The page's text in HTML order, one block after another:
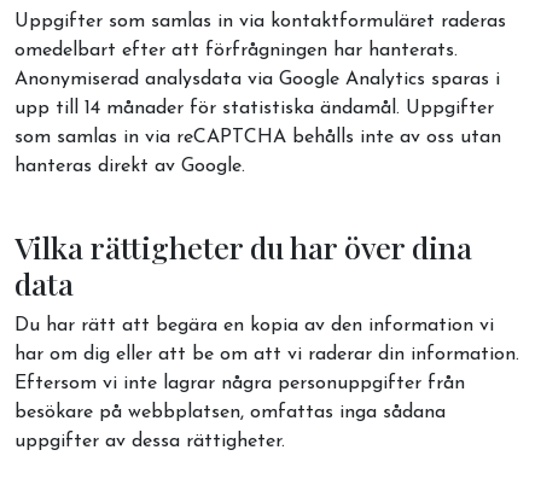
Uppgifter som samlas in via kontaktformuläret raderas
omedelbart efter att förfrågningen har hanterats.
Anonymiserad analysdata via Google Analytics sparas i
upp till 14 månader för statistiska ändamål. Uppgifter
som samlas in via reCAPTCHA behålls inte av oss utan
hanteras direkt av Google.
Vilka rättigheter du har över dina
data
Du har rätt att begära en kopia av den information vi
har om dig eller att be om att vi raderar din information.
Eftersom vi inte lagrar några personuppgifter från
besökare på webbplatsen, omfattas inga sådana
uppgifter av dessa rättigheter.